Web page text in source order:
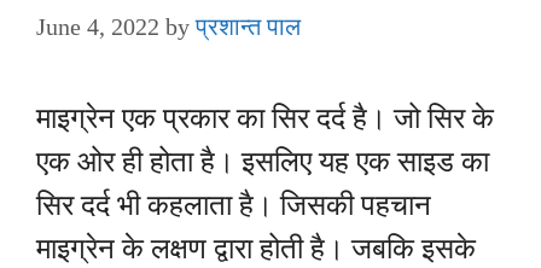
June 4, 2022 byप्रशान्त पाल
माइग्रेन एक प्रकार का सिर दर्द है। जो सिर के
एक ओर ही होता है। इसलिए यह एक साइड का
सिर दर्द भी कहलाता है। जिसकी पहचान
माइग्रेन के लक्षण द्वारा होती है। जबकि इसके